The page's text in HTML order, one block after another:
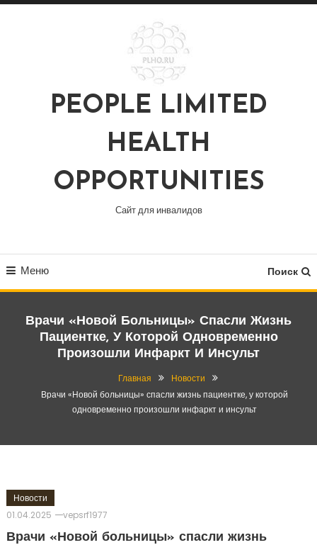
Перейти
PEOPLE LIMITED
HEALTH
OPPORTUNITIES
Сайт для инвалидов
Меню Поиск
Врачи «Новой Больницы» Спасли Жизнь
Пациентке, У Которой Одновременно
Произошли Инфаркт И Инсульт
Главная
Новости
Врачи «Новой больницы» спасли жизнь пациентке, у которой
одновременно произошли инфаркт и инсульт
Новости
01.04.2025
vepsrf1977
Врачи «Новой больницы» спасли жизнь